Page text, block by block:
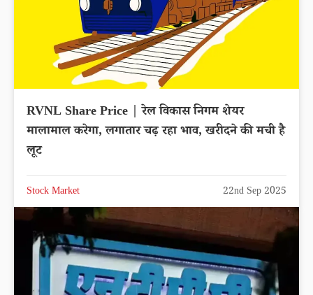
RVNL Share Price | रेल विकास निगम शेयर
मालामाल करेगा, लगातार चढ़ रहा भाव, खरीदने की मची है
लूट
Stock Market 22nd Sep 2025